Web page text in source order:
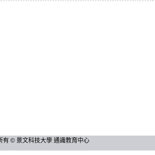
© 景文科技大學 通識教育中心